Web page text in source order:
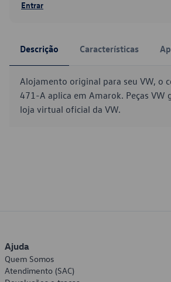
Entrar
Descrição Características
Alojamento original para seu VW, o
471-A aplica em Amarok. Peças VW
loja virtual oficial da VW.
Ajuda
Quem Somos
Atendimento (SAC)